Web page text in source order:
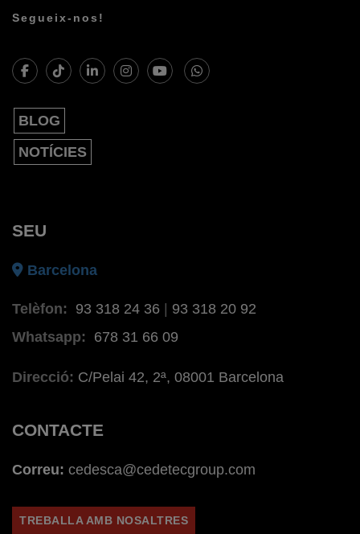
Segueix-nos!
BLOG
NOTÍCIES
SEU
Barcelona
Telèfon: 93 318 24 36
93 318 20 92
Whatsapp:
678 31 66 09
Direcció: C/Pelai 42, 2ª, 08001 Barcelona
CONTACTE
Correu: cedesca@cedetecgroup.com
TREBALLA AMB NOSALTRES